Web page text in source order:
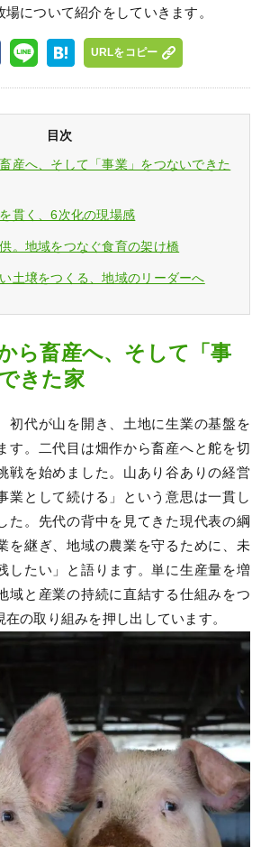
について紹介をしていきます。
URLをコピー
目次
産へ、そして「事業」をつないできた
貫く、6次化の現場感
。地域をつなぐ食育の架け橋
土壌をつくる、地域のリーダーへ
ら畜産へ、そして「事
きた家
初代が山を開き、土地に生業の基盤を
す。二代目は畑作から畜産へと舵を切
戦を始めました。山あり谷ありの経営
業として続ける」という意思は一貫し
た。先代の背中を見てきた現代表の綱
を継ぎ、地域の農業を守るために、未
したい」と語ります。単に生産量を増
域と産業の持続に直結する仕組みをつ
の取り組みを押し出しています。